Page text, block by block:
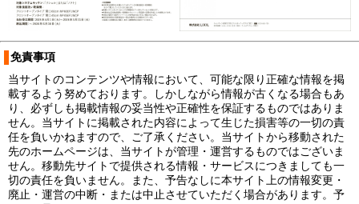
免責事項
当サイトのコンテンツや情報において、可能な限り正確な情報を掲
載するよう努めております。しかしながら情報が古くなる場合もあ
り、必ずしも掲載情報の妥当性や正確性を保証するものではありま
せん。当サイトに掲載された内容によって生じた損害等の一切の責
任を負いかねますので、ご了承ください。当サイトから移動された
先のホームページは、当サイトが管理・運営するものではございま
せん。移動先サイトで提供される情報・サービスにつきましても一
切の責任を負いません。また、予告なしに本サイト上の情報変更・
廃止・運営の中断・または中止させていただく場合があります。予